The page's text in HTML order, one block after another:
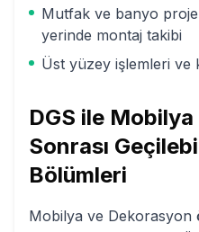
Mutfak ve banyo
yerinde montaj takibi
Üst yüzey işlemleri
DGS ile Mobilya
Sonrası
Bölümleri
Mobilya ve Dekorasyon